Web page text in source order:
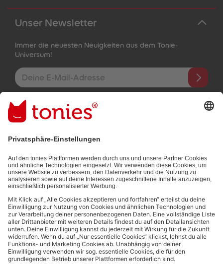
Unser Newsletter
Immer die neuesten Neuigkeiten aus dem Tonie-
Universum!
E-Mail-Addresse
Mit dem Absenden abonnierst du unseren E-Mail-Newsletter, der
auf den von dir bereitgestellten Informationen (z.B. Account-
informationen) und den von dir zu Werbezwecken bereitgestellten
Datenschutzbestimmungen.
Bezahlmethoden:
Links zu sozialen Netzwerken